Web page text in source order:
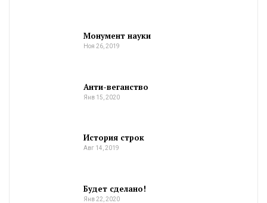
Монумент науки
Ноя 26, 2019
Анти-веганство
Янв 15, 2020
История строк
Авг 14, 2019
Будет сделано!
Янв 22, 2020